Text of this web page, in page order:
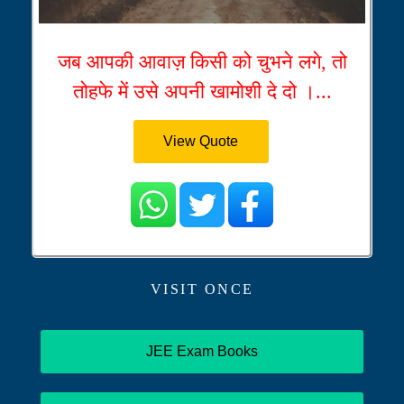
जब आपकी आवाज़ किसी को चुभने लगे, तो
तोहफे में उसे अपनी खामोशी दे दो ।...
View Quote
VISIT ONCE
JEE Exam Books